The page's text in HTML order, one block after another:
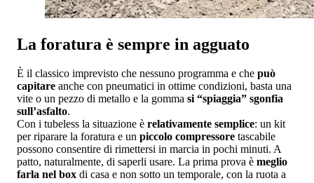
La foratura è sempre in agguato
È il classico imprevisto che nessuno programma e che può
capitare anche con pneumatici in ottime condizioni, basta una
vite o un pezzo di metallo e la gomma si “spiaggia” sgonfia
sull’asfalto.
Con i tubeless la situazione è relativamente semplice: un kit
per riparare la foratura e un piccolo compressore tascabile
possono consentire di rimettersi in marcia in pochi minuti. A
patto, naturalmente, di saperli usare. La prima prova è meglio
farla nel box di casa e non sotto un temporale, con la ruota a